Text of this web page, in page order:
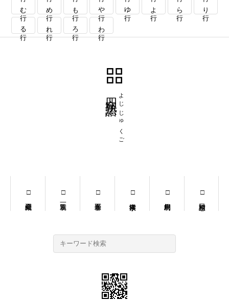
む行 め行 も行 や行 ゆ行 よ行 ら行 り行
る行 れ行 ろ行 わ行
よじじゅくご